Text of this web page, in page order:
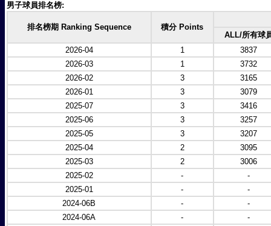
男子球員排名榜:
排名榜期 Ranking Sequence
積分 Points
ALL/所有球
2026-04
1
3837
2026-03
1
3732
2026-02
3
3165
2026-01
3
3079
2025-07
3
3416
2025-06
3
3257
2025-05
3
3207
2025-04
2
3095
2025-03
2
3006
2025-02
-
-
2025-01
-
-
2024-06B
-
-
2024-06A
-
-